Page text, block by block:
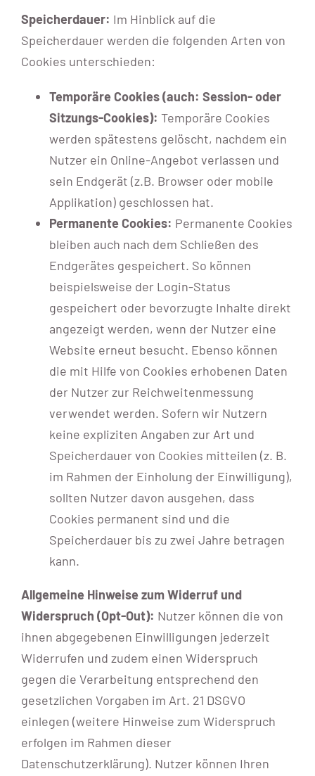
Speicherdauer: Im Hinblick auf die
Speicherdauer werden die folgenden Arten von
Cookies unterschieden:
Temporäre Cookies (auch: Session- oder
Sitzungs-Cookies): Temporäre Cookies
werden spätestens gelöscht, nachdem ein
Nutzer ein Online-Angebot verlassen und
sein Endgerät (z.B. Browser oder mobile
Applikation) geschlossen hat.
Permanente Cookies: Permanente Cookies
bleiben auch nach dem Schließen des
Endgerätes gespeichert. So können
beispielsweise der Login-Status
gespeichert oder bevorzugte Inhalte direkt
angezeigt werden, wenn der Nutzer eine
Website erneut besucht. Ebenso können
die mit Hilfe von Cookies erhobenen Daten
der Nutzer zur Reichweitenmessung
verwendet werden. Sofern wir Nutzern
keine expliziten Angaben zur Art und
Speicherdauer von Cookies mitteilen (z. B.
im Rahmen der Einholung der Einwilligung),
sollten Nutzer davon ausgehen, dass
Cookies permanent sind und die
Speicherdauer bis zu zwei Jahre betragen
kann.
Allgemeine Hinweise zum Widerruf und
Widerspruch (Opt-Out): Nutzer können die von
ihnen abgegebenen Einwilligungen jederzeit
Widerrufen und zudem einen Widerspruch
gegen die Verarbeitung entsprechend den
gesetzlichen Vorgaben im Art. 21 DSGVO
einlegen (weitere Hinweise zum Widerspruch
erfolgen im Rahmen dieser
Datenschutzerklärung). Nutzer können Ihren